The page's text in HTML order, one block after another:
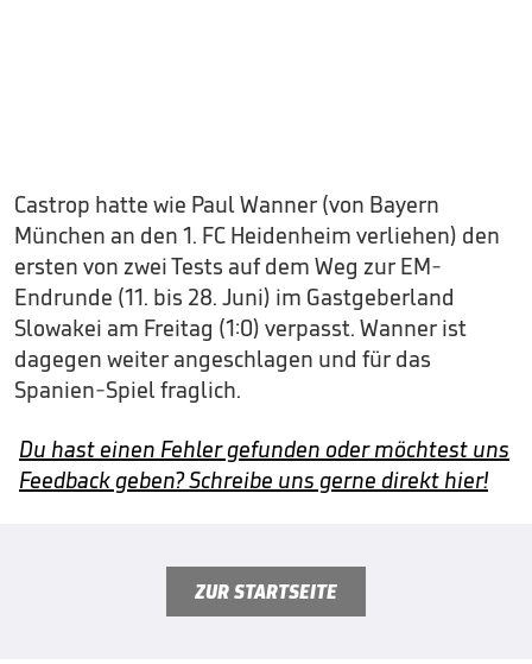
Castrop hatte wie Paul Wanner (von Bayern
München an den 1. FC Heidenheim verliehen) den
ersten von zwei Tests auf dem Weg zur EM-
Endrunde (11. bis 28. Juni) im Gastgeberland
Slowakei am Freitag (1:0) verpasst. Wanner ist
dagegen weiter angeschlagen und für das
Spanien-Spiel fraglich.
Du hast einen Fehler gefunden oder möchtest uns
Feedback geben? Schreibe uns gerne direkt hier!
ZUR STARTSEITE